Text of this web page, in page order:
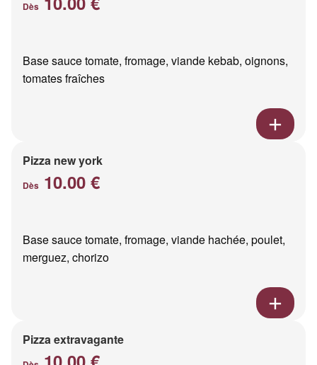
Dès
Base sauce tomate, fromage, viande kebab, oignons,
tomates fraîches
Pizza new york
Dès 10.00 €
Base sauce tomate, fromage, viande hachée, poulet,
merguez, chorizo
Pizza extravagante